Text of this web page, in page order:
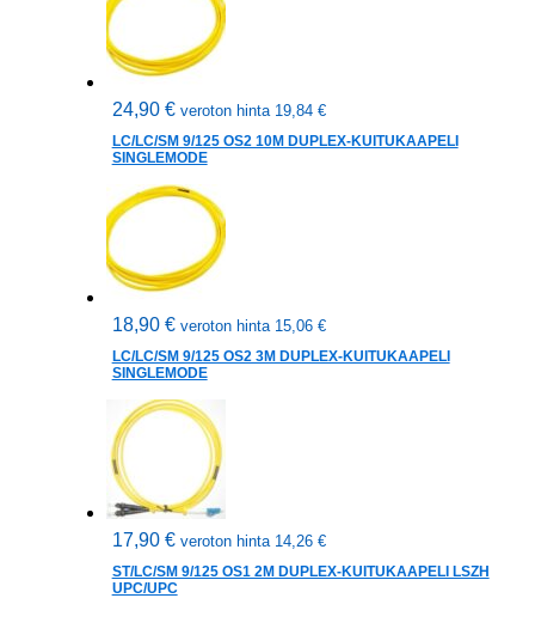
24,90 € veroton hinta 19,84 €
LC/LC/SM 9/125 OS2 10M DUPLEX-KUITUKAAPELI
SINGLEMODE
18,90 € veroton hinta 15,06 €
LC/LC/SM 9/125 OS2 3M DUPLEX-KUITUKAAPELI
SINGLEMODE
17,90 € veroton hinta 14,26 €
ST/LC/SM 9/125 OS1 2M DUPLEX-KUITUKAAPELI LSZH
UPC/UPC